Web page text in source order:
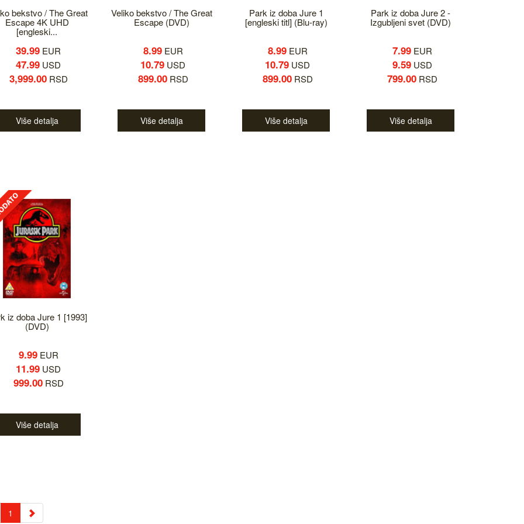
bekstvo / The Great
Escape 4K UHD
[engleski...
39.99 EUR
47.99 USD
3,999.00RSD
Više detalja
Veliko bekstvo / The Great
Escape (DVD)
8.99EUR
10.79 USD
899.00RSD
Više detalja
Park iz doba Jure 1
[engleski titl] (Blu-ray)
8.99EUR
10.79 USD
899.00RSD
Više detalja
Park iz doba Jure 2 -
Izgubljeni svet (DVD)
7.99EUR
9.59USD
799.00RSD
Više detalja
iz doba Jure 1 [1993]
(DVD)
9.99EUR
11.99 USD
999.00RSD
Više detalja
1